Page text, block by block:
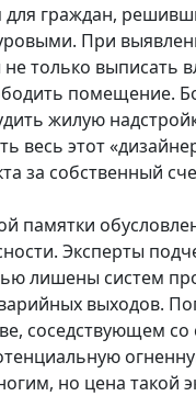
граждан,
При
только выписать
помещение.
жилую
весь этот
за собственный
памятки
Эксперты
лишены систем
выходов.
соседствующем
но цена